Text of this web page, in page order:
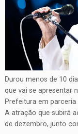
Durou menos de 10
que vai se apresentar
Prefeitura em
A atração que subirá
de dezembro, junto